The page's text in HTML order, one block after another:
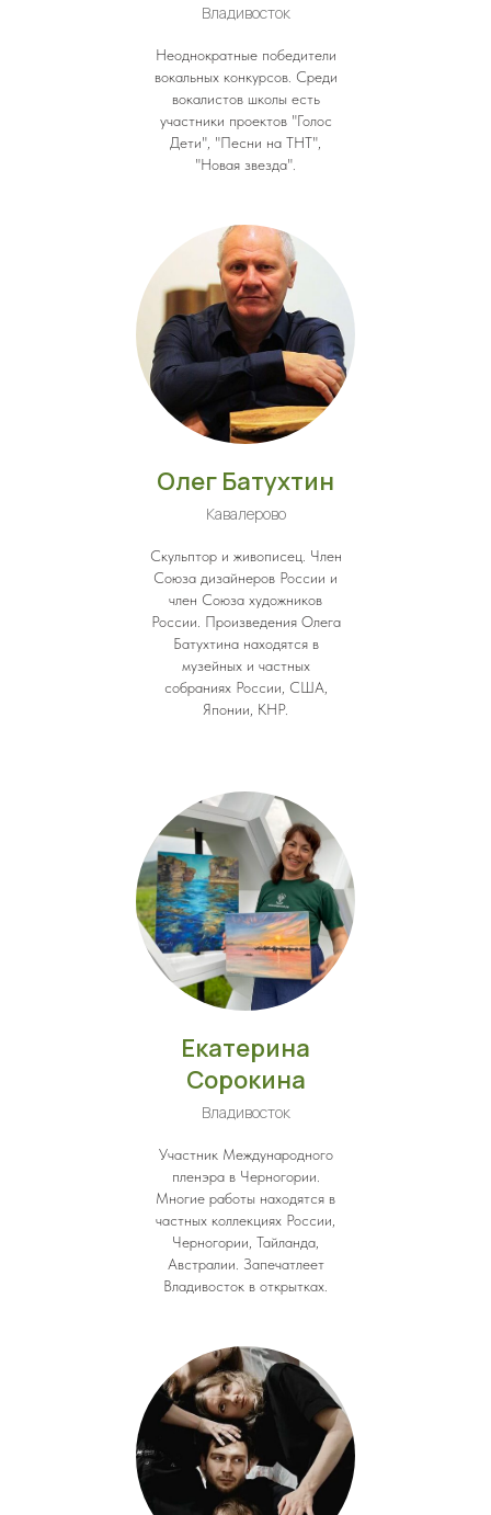
Владивосток
Неоднократные победители
вокальных конкурсов. Среди
вокалистов школы есть
участники проектов "Голос
Дети", "Песни на ТНТ",
"Новая звезда".
Олег Батухтин
Кавалерово
Скульптор и живописец. Член
Союза дизайнеров России и
член Союза художников
России. Произведения Олега
Батухтина находятся в
музейных и частных
собраниях России, США,
Японии, КНР.
Екатерина
Сорокина
Владивосток
Участник Международного
пленэра в Черногории.
Многие работы находятся в
частных коллекциях России,
Черногории, Тайланда,
Австралии. Запечатлеет
Владивосток в открытках.